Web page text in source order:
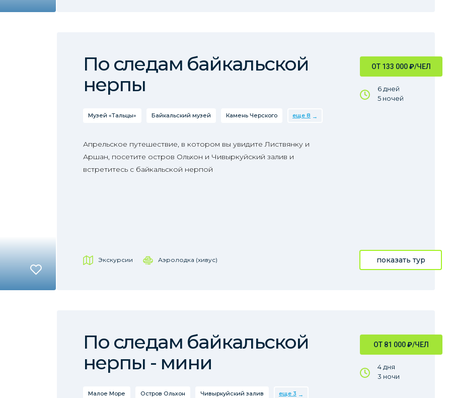
ОТ 133 000₽/ЧЕЛ
6 дней
5 ночей
По следам байкальской
нерпы
Музей «Тальцы» Байкальский музей Камень Черского еще 8
Апрельское путешествие, в котором вы увидите Листвянку и
Аршан, посетите остров Ольхон и Чивыркуйский залив и
встретитесь с байкальской нерпой
Экскурсии Аэролодка (хивус) показать тур
ОТ 81 000₽/ЧЕЛ
4 дня
3 ночи
По следам байкальской
нерпы - мини
Малое Море Остров Ольхон Чивыркуйский залив еще 3